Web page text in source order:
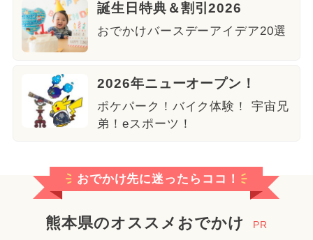
誕生日特典＆割引2026
おでかけバースデーアイデア20選
2026年ニューオープン！
ポケパーク！バイク体験！ 宇宙兄
弟！eスポーツ！
おでかけ先に迷ったらココ！
熊本県のオススメおでかけ PR